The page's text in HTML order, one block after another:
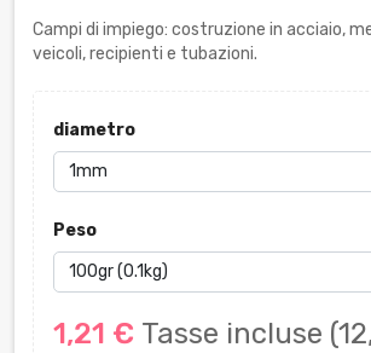
Campi di impiego: costruzione in acciaio,
veicoli, recipienti e tubazioni.
diametro
Peso
1,21 € Tasse incluse